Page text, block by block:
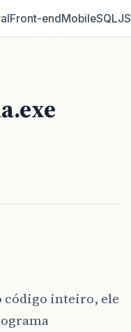
Front‑endMobileSQLJS
código inteiro, ele